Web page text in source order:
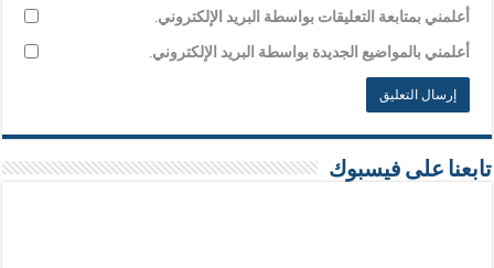
أعلمني بمتابعة التعليقات بواسطة البريد الإلكتروني.
أعلمني بالمواضيع الجديدة بواسطة البريد الإلكتروني.
تابعنا على فيسبوك